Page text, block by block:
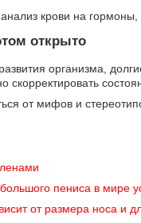
крови на гормоны,
открыто
организма,
скорректировать
от мифов и
пениса в мире
от размера носа и